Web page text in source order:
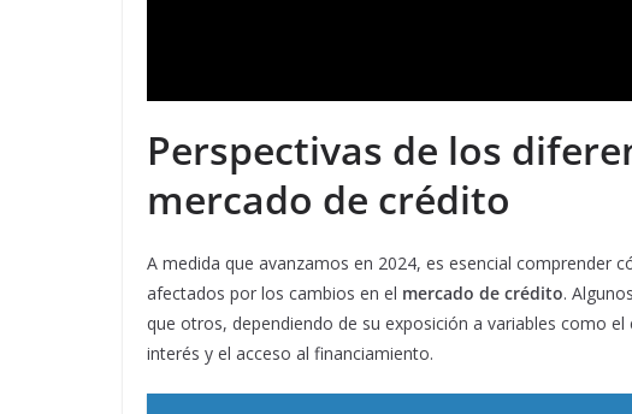
Perspectivas de los
mercado de crédito
A medida que avanzamos en 2024, es esencial comprender
afectados por los cambios en el mercado de crédito.
que otros, dependiendo de su exposición a variables como
interés y el acceso al financiamiento.